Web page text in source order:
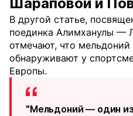
В другой статье,
поединка Алимханулы —
отмечают, что мельдоний
обнаруживают у
Европы.
"Мельдоний — один